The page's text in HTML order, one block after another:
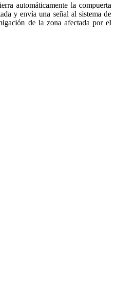
automáticamente la compuerta
y envía una señal al sistema de
de la zona afectada por el